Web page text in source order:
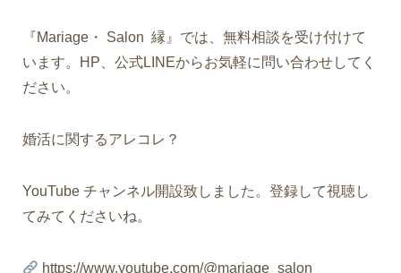
『Mariage・ Salon 縁』では、無料相談を受け付けて
います。HP、公式LINEからお気軽に問い合わせしてく
ださい。
婚活に関するアレコレ？
YouTube チャンネル開設致しました。登録して視聴し
てみてくださいね。
https://www.youtube.com/@mariage_salon_